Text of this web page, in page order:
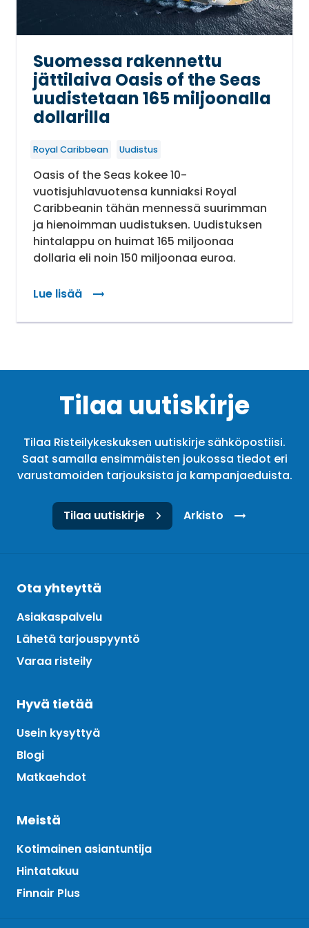
Suomessa rakennettu
jättilaiva Oasis of the Seas
uudistetaan 165 miljoonalla
dollarilla
Royal Caribbean Uudistus
Oasis of the Seas kokee 10-
vuotisjuhlavuotensa kunniaksi Royal
Caribbeanin tähän mennessä suurimman
ja hienoimman uudistuksen. Uudistuksen
hintalappu on huimat 165 miljoonaa
dollaria eli noin 150 miljoonaa euroa.
Lue lisää
: Suomessa rakennettu jättilaiva Oasis of the
Tilaa uutiskirje
Tilaa Risteilykeskuksen uutiskirje sähköpostiisi.
Saat samalla ensimmäisten joukossa tiedot eri
varustamoiden tarjouksista ja kampanjaeduista.
Tilaa uutiskirje Arkisto
Ota yhteyttä
Asiakaspalvelu
Lähetä tarjouspyyntö
Varaa risteily
Hyvä tietää
Usein kysyttyä
Blogi
Matkaehdot
Meistä
Kotimainen asiantuntija
Hintatakuu
Finnair Plus